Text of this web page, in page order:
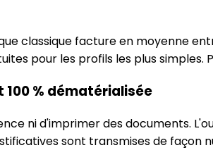
classique facture en moyenne
pour les profils les plus
% dématérialisée
ni d'imprimer des documents.
sont transmises de façon